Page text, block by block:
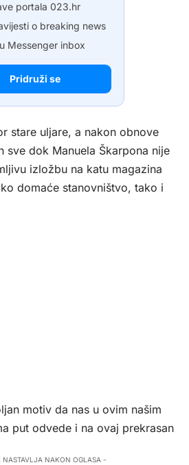
portala 023.hr
o breaking news
Messenger inbox
Pridruži se
stare uljare, a nakon obnove
sve dok Manuela Škarpona nije
izložbu na katu magazina
domaće stanovništvo, tako i
motiv da nas u ovim našim
put odvede i na ovaj prekrasan
NASTAVLJA NAKON OGLASA -